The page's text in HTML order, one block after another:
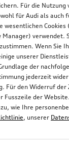
Für die Nutzung
für Audi als auch
wesentlichen Cookies
verwendet.
Wenn Sie
unserer
der
jederzeit
Für den Widerruf der
Fusszeile der
wie Ihre
, unserer